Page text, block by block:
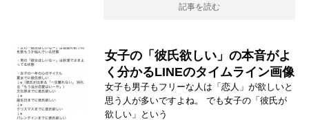
記事を読む
女子の「彼氏欲しい」の本音がよ
く分かるLINEのタイムライン画像
女子も男子もフリーな人は「恋人」が欲しいと
思う人が多いですよね。 でも女子の「彼氏が
欲しい」という